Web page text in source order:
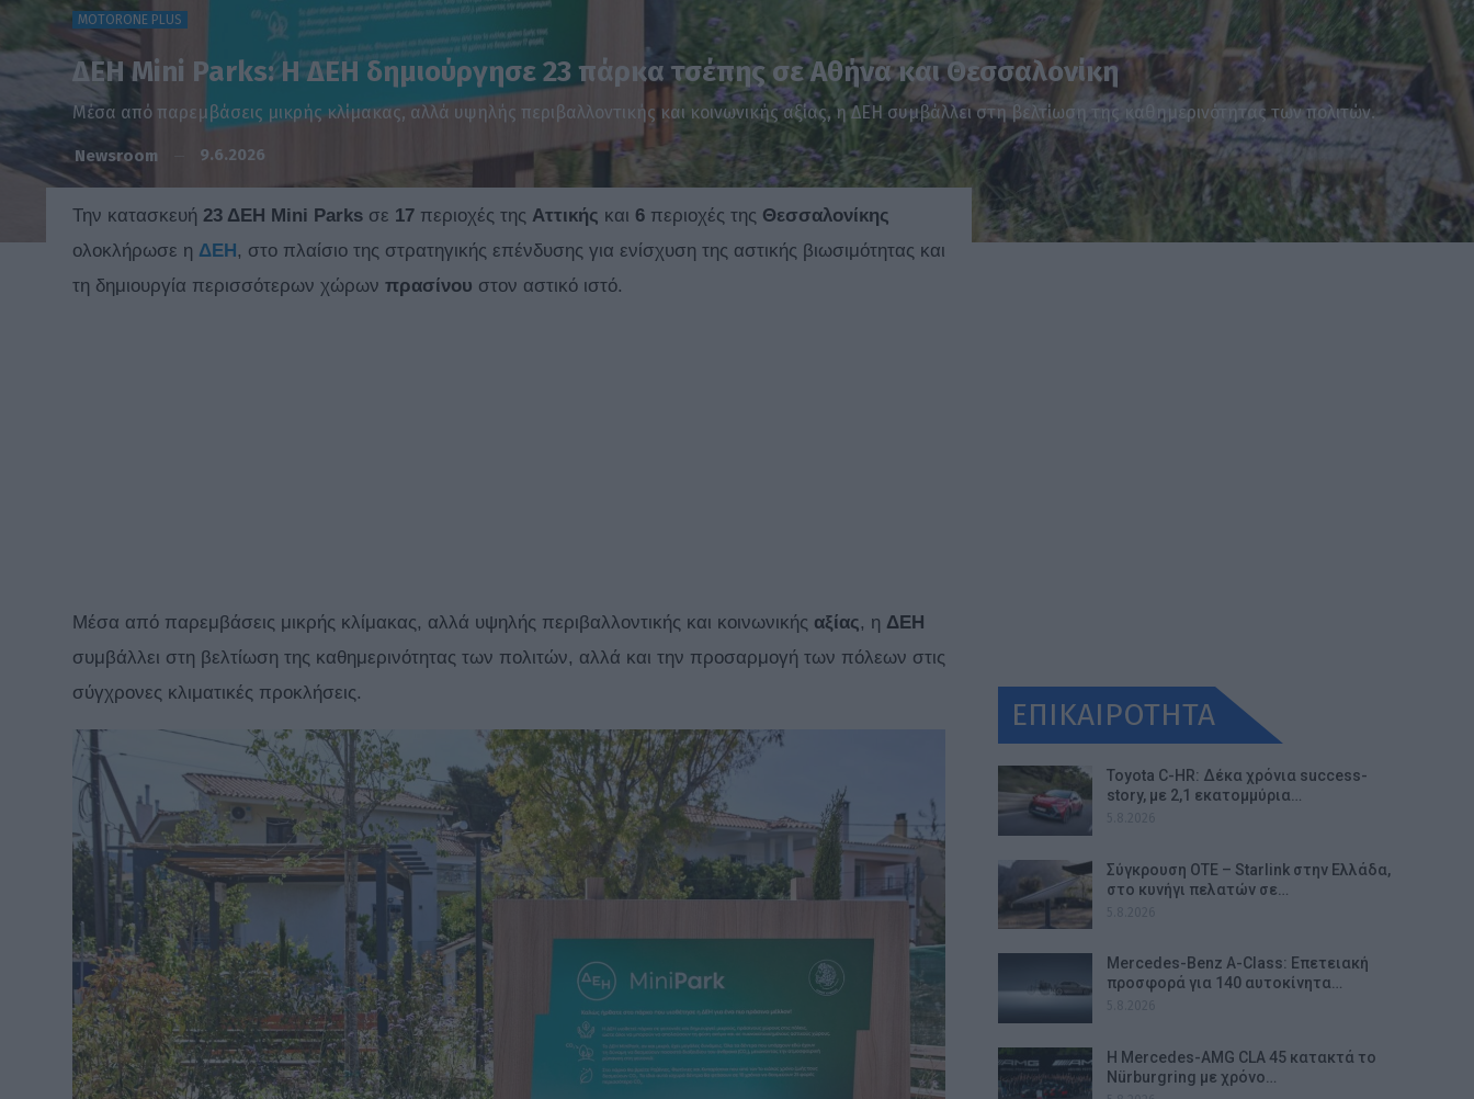
MOTORONE PLUS
ΔΕΗ Mini Parks: Η ΔΕΗ δημιούργησε 23 πάρκα τσέπης σε Αθήνα και Θεσσαλονίκη
Μέσα από παρεμβάσεις μικρής κλίμακας, αλλά υψηλής περιβαλλοντικής και κοινωνικής αξίας, η ΔΕΗ συμβάλλει στη βελτίωση της καθημερινότητας των πολιτών.
Newsroom 9.6.2026
Την κατασκευή 23 ΔΕΗ Mini Parks σε 17 περιοχές της Αττικής και 6 περιοχές της Θεσσαλονίκης
ολοκλήρωσε η ΔΕΗ, στο πλαίσιο της στρατηγικής επένδυσης για ενίσχυση της αστικής βιωσιμότητας και
τη δημιουργία περισσότερων χώρων πρασίνου στον αστικό ιστό.
Μέσα από παρεμβάσεις μικρής κλίμακας, αλλά υψηλής περιβαλλοντικής και κοινωνικής αξίας, η ΔΕΗ
συμβάλλει στη βελτίωση της καθημερινότητας των πολιτών, αλλά και την προσαρμογή των πόλεων στις
σύγχρονες κλιματικές προκλήσεις.
ΕΠΙΚΑΙΡΟΤΗΤΑ
Toyota C-HR: Δέκα χρόνια success-
story, με 2,1 εκατομμύρια…
Σύγκρουση ΟΤΕ – Starlink στην Ελλάδα,
στο κυνήγι πελατών σε…
Mercedes-Benz A-Class: Επετειακή
προσφορά για 140 αυτοκίνητα…
Η Mercedes-AMG CLA 45 κατακτά το
Nürburgring με χρόνο…